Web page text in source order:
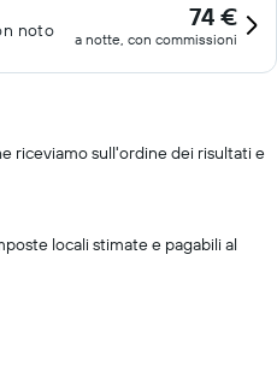
noto 74 €
a notte, con commissioni
riceviamo sull'ordine dei risultati e
locali stimate e pagabili al